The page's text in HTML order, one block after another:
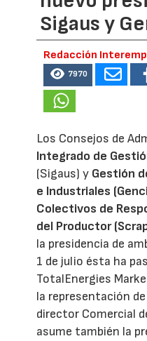
Sigaus y
Redacción
7970
Los Consejos de
Integrado de
(Sigaus) y Gestión
e Industriales
Colectivos de
del Productor
la presidencia de
1 de julio ésta ha
TotalEnergies
la representación
director Comercial
asume también la